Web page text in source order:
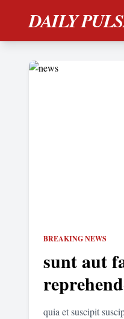
DAILY
BREAKING NEWS
sunt aut
quia et suscipit